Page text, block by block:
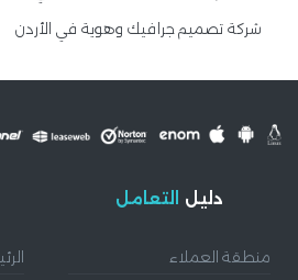
شركة تصميم جرافيك وهوية في الأردن
دليل التعامل
منطقة العملاء